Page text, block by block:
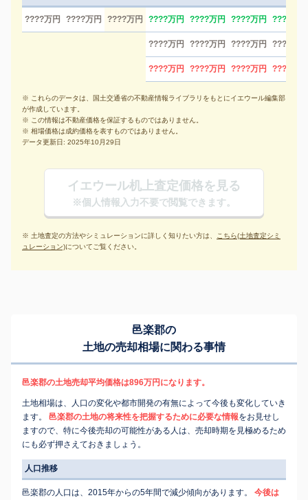
????万円 ????万円 ????万円 ????万円 ????万円 ????万円 ????万円
????万円 ????万円 ????万円 ????万円
????万円 ????万円 ????万円 ????万円
※ これらのデータは、国土交通省の不動産情報ライブラリをもとにイエウール編集部
が作成しています。
※ この情報は不動産価格を保証するものではありません。
※ 相場価格は成約価格を表すものではありません。
データ更新日: 2025年10月29日
イエウール机上査定価格を見る
※個人情報入力不要で閲覧できます。
※ 土地査定の方法やシミュレーションに詳しく知りたい方は、 こちら(土地査定シミ
ュレーション)についてご覧ください。
邑楽郡の
土地の売却相場に関わる事情
邑楽郡の土地売却平均価格は896万円になります。
土地相場は、人口の変化や都市開発の有無によって今後も変化していき
ます。
邑楽郡の土地の将来性を把握するために必要な情報をお見せし
ますので、特に今後売却の可能性がある人は、売却時期を見極めるため
にも必ず押さえておきましょう。
人口推移
邑楽郡の人口は、2015年からの5年間で減少傾向があります。
今後は